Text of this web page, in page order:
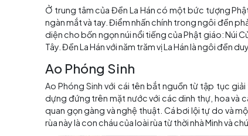
Khám phá chùa Xiyuan
Du lịch Trung Quốc
Jingang, Ao Phóng Sinh, Cung điện
trái và Đền Kwan-yin ở bên phải.
Đền La Hán